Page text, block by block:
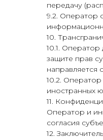
передачу
9.2. Оператор
10.
10.1.
защите прав
направляется
10.2.
иностранных
11.
Оператор и
согласия
12.